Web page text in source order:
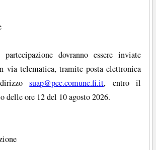
dovranno essere inviate
via telematica, tramite posta elettronica
suap@pec.comune.fi.it, entro il
delle ore 12 del 10 agosto 2026.